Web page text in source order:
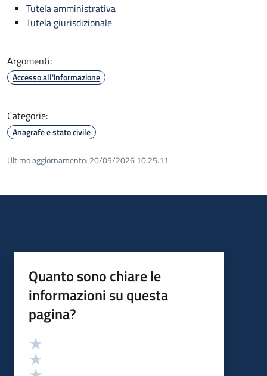
Tutela amministrativa
Tutela giurisdizionale
Argomenti:
Accesso all'informazione
Categorie:
Anagrafe e stato civile
Ultimo aggiornamento: 20/05/2026 10:25.11
Quanto sono chiare le
informazioni su questa
pagina?
Valutazione